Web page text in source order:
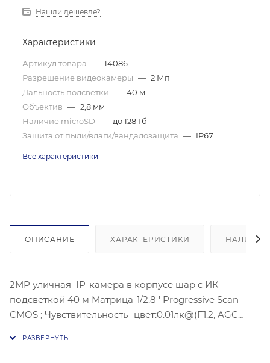
Нашли дешевле?
Характеристики
Артикул товара — 14086
Разрешение видеокамеры — 2 Мп
Дальность подсветки — 40 м
Объектив — 2,8 мм
Наличие microSD — до 128 Гб
Защита от пыли/влаги/вандалозащита — IP67
Все характеристики
ОПИСАНИЕ ХАРАКТЕРИСТИКИ НАЛИЧИЕ
2MP уличная IP-камера в корпусе шар с ИК
подсветкой 40 м Матрица-1/2.8'' Progressive Scan
CMOS ; Чувствительность- цвет:0.01лк@(F1.2, AGC